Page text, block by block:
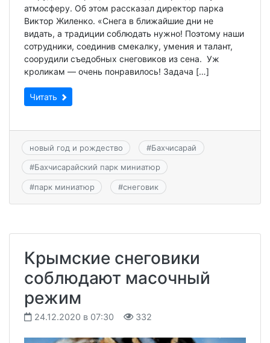
атмосферу. Об этом рассказал директор парка
Виктор Жиленко. «Снега в ближайшие дни не
видать, а традиции соблюдать нужно! Поэтому наши
сотрудники, соединив смекалку, умения и талант,
соорудили съедобных снеговиков из сена. Уж
кроликам — очень понравилось! Задача […]
Читать
новый год и рождество #Бахчисарай
#Бахчисарайский парк миниатюр
#парк миниатюр #снеговик
Крымские снеговики
соблюдают масочный
режим
24.12.2020 в 07:30 332